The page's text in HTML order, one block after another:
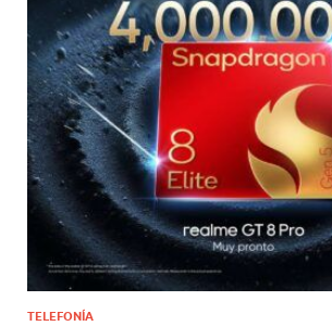
TELEFONÍA